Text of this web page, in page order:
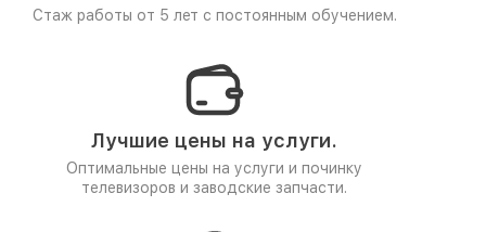
Стаж работы от 5 лет с постоянным обучением.
Лучшие цены на услуги.
Оптимальные цены на услуги и починку
телевизоров и заводские запчасти.